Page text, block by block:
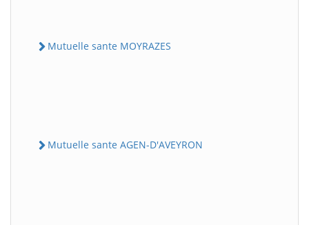
Mutuelle sante MOYRAZES
Mutuelle sante AGEN-D'AVEYRON